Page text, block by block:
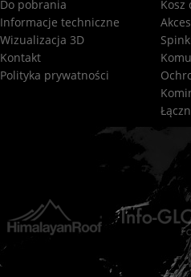
Do pobrania
Informacje techniczne
Wizualizacja 3D
Kontakt
Polityka prywatności
Kosz